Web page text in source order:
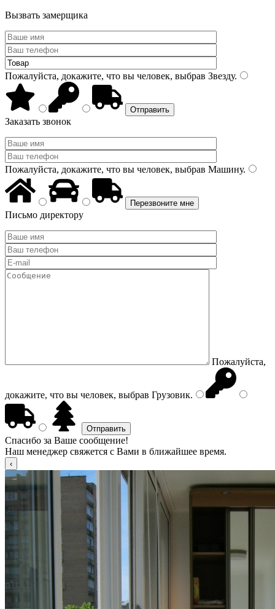
Вызвать замерщика
Пожалуйста, докажите, что вы человек, выбрав Звезду.
Заказать звонок
Пожалуйста, докажите, что вы человек, выбрав Машину.
Письмо директору
Пожалуйста,
докажите, что вы человек, выбрав Грузовик.
Спасибо за Ваше сообщение!
Наш менеджер свяжется с Вами в ближайшее время.